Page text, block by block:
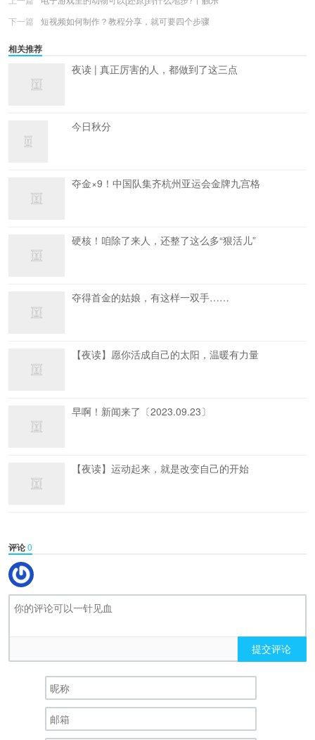
下一篇
短视频如何制作？教程分享，就可要四个步骤
相关推荐
夜读 | 真正厉害的人，都做到了这三点
今日秋分
夺金×9！中国队集齐杭州亚运会金牌九宫格
硬核！咱除了来人，还整了这么多“狠活儿”
夺得首金的姑娘，有这样一双手……
【夜读】愿你活成自己的太阳，温暖有力量
早啊！新闻来了〔2023.09.23〕
【夜读】运动起来，就是改变自己的开始
评论0
提交评论